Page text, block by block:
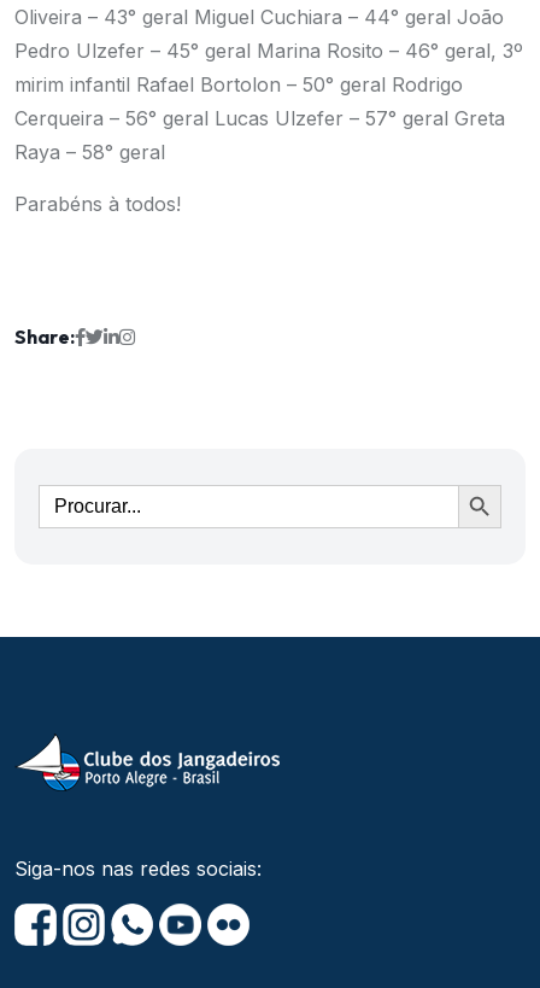
Oliveira – 43° geral Miguel Cuchiara – 44° geral João
Pedro Ulzefer – 45° geral Marina Rosito – 46° geral, 3º
mirim infantil Rafael Bortolon – 50° geral Rodrigo
Cerqueira – 56° geral Lucas Ulzefer – 57° geral Greta
Raya – 58° geral
Parabéns à todos!
Share:
Ir
Siga-nos nas redes sociais: